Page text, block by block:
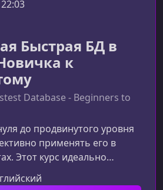
Быстрая БД в
к
Database - Beginners to
до продвинутого уровня
применять его в
Этот курс идеально
так и разработчикам,
понять архитектуру,